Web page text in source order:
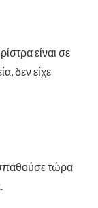
είναι σε
δεν είχε
τώρα